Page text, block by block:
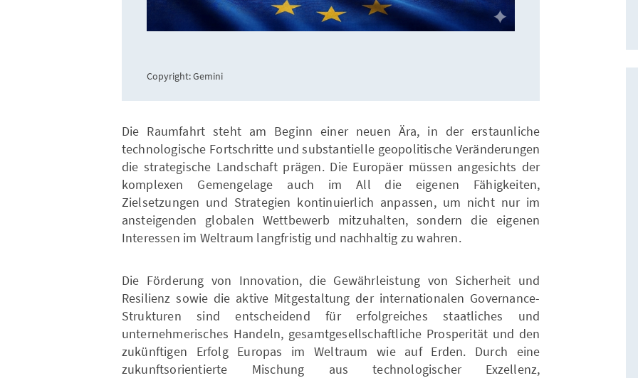
Copyright: Gemini
Die Raumfahrt steht am Beginn einer neuen Ära, in der erstaunliche
technologische Fortschritte und substantielle geopolitische Veränderungen
die strategische Landschaft prägen. Die Europäer müssen angesichts der
komplexen Gemengelage auch im All die eigenen Fähigkeiten,
Zielsetzungen und Strategien kontinuierlich anpassen, um nicht nur im
ansteigenden globalen Wettbewerb mitzuhalten, sondern die eigenen
Interessen im Weltraum langfristig und nachhaltig zu wahren.
Die Förderung von Innovation, die Gewährleistung von Sicherheit und
Resilienz sowie die aktive Mitgestaltung der internationalen Governance-
Strukturen sind entscheidend für erfolgreiches staatliches und
unternehmerisches Handeln, gesamtgesellschaftliche Prosperität und den
zukünftigen Erfolg Europas im Weltraum wie auf Erden. Durch eine
zukunftsorientierte Mischung aus technologischer Exzellenz,